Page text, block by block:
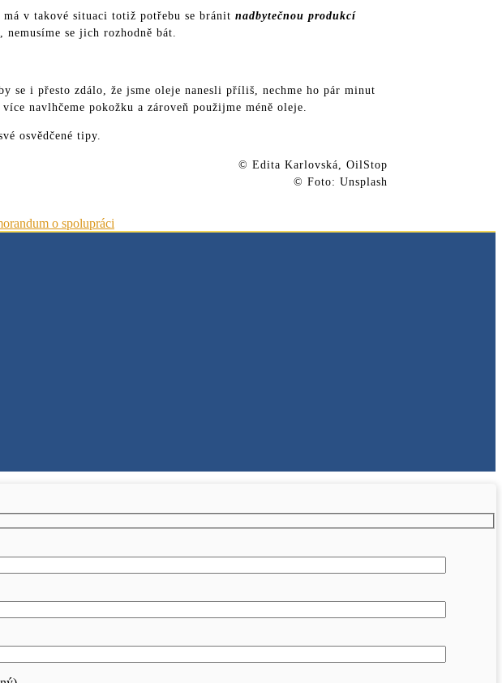
má v takové situaci totiž potřebu se bránit nadbytečnou produkcí
se jich rozhodně bát.
se i přesto zdálo, že jsme oleje nanesli příliš, nechme ho pár minut
navlhčeme pokožku a zároveň použijme méně oleje.
osvědčené tipy.
© Edita Karlovská, OilStop
© Foto: Unsplash
o spolupráci